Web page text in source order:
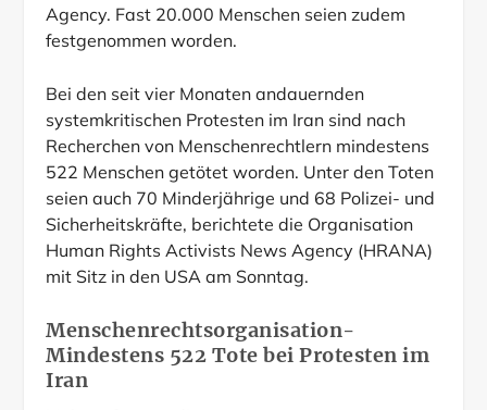
Agency. Fast 20.000 Menschen seien zudem
festgenommen worden.
Bei den seit vier Monaten andauernden
systemkritischen Protesten im Iran sind nach
Recherchen von Menschenrechtlern mindestens
522 Menschen getötet worden. Unter den Toten
seien auch 70 Minderjährige und 68 Polizei- und
Sicherheitskräfte, berichtete die Organisation
Human Rights Activists News Agency (HRANA)
mit Sitz in den USA am Sonntag.
Menschenrechtsorganisation-
Mindestens 522 Tote bei Protesten im
Iran